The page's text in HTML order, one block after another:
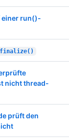
einer run()-
finalize()
nicht thread-
prüft den